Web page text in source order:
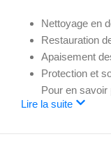
Nettoyage en
Restauration
Apaisement
Protection et
Pour en
Lire la suite